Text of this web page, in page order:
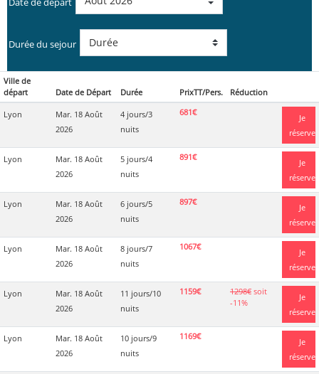
Durée du sejour
Ville de
départ
Date de Départ Durée PrixTT/Pers. Réduction
Lyon
Mar. 18 Août
2026
4 jours/3
nuits
681€
Je
réserve
Lyon
Mar. 18 Août
2026
5 jours/4
nuits
891€
Je
réserve
Lyon
Mar. 18 Août
2026
6 jours/5
nuits
897€
Je
réserve
Lyon
Mar. 18 Août
2026
8 jours/7
nuits
1067€
Je
réserve
Lyon
Mar. 18 Août
2026
11 jours/10
nuits
1159€ 1298€ soit
-11%
Je
réserve
Lyon
Mar. 18 Août
2026
10 jours/9
nuits
1169€
Je
réserve